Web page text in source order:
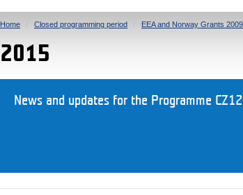
Home Closed programming period EEA and Norway Grants
2015
News and updates for the Programme